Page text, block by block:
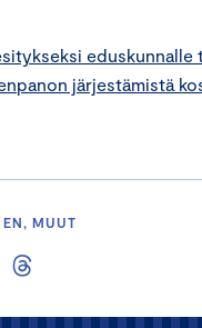
järjestämistä
MUUT